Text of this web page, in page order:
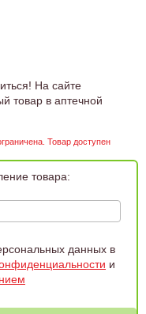
На сайте
товар в аптечной
Товар доступен
товара:
данных в
и